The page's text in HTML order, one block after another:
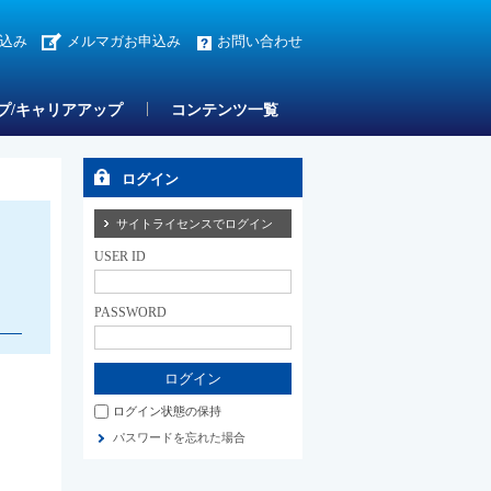
み メルマガお申込み お問い合わせ
/キャリアアップ コンテンツ一覧
ログイン
サイトライセンスでログイン
USER ID
PASSWORD
ログイン状態の保持
パスワードを忘れた場合